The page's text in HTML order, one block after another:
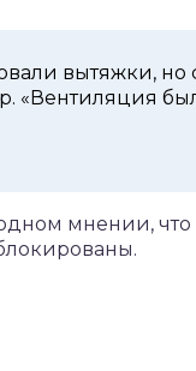
вытяжки, но
«Вентиляция
мнении, что